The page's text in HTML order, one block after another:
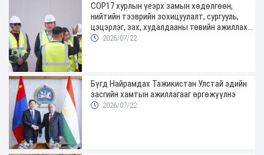
COP17 хурлын үеэрх замын хөдөлгөөн,
нийтийн тээврийн зохицуулалт, сургууль,
цэцэрлэг, зах, худалдааны төвийн ажиллах
хуваарийг гаргаж, иргэдэд мэдээлэхийг
2026/07/22
Бүгд Найрамдах Тажикистан Улстай эдийн
засгийн хамтын ажиллагааг өргөжүүлнэ
2026/07/22